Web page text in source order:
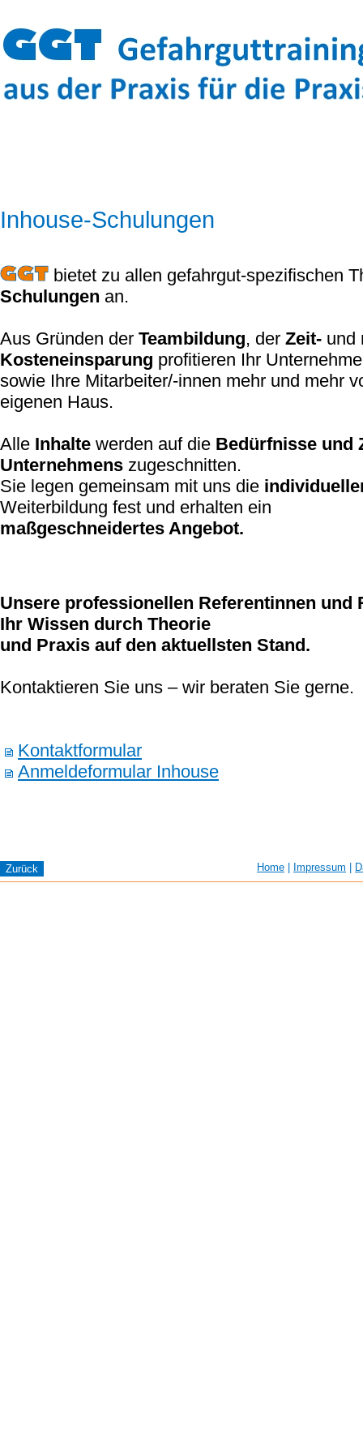
Inhouse-Schulungen
bietet zu allen gefahrgut-spezifischen
Schulungen an.
Aus Gründen der Teambildung, der Zeit- und
Kosteneinsparung profitieren Ihr
sowie Ihre Mitarbeiter/-innen mehr und mehr
eigenen Haus.
Alle Inhalte werden auf die Bedürfnisse und
Unternehmens zugeschnitten.
Sie legen gemeinsam mit uns die
Weiterbildung fest und erhalten ein
maßgeschneidertes Angebot.
Unsere professionellen Referentinnen und
Ihr Wissen durch Theorie
und Praxis auf den aktuellsten Stand.
Kontaktieren Sie uns – wir beraten Sie gerne.
Kontaktformular
Anmeldeformular Inhouse
Home Impressum